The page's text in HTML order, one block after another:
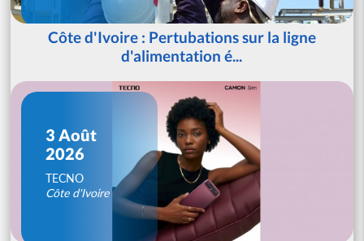
Côte d'Ivoire : Pertubations sur la ligne
d'alimentation é...
3 Août
2026
TECNO
Côte d'Ivoire